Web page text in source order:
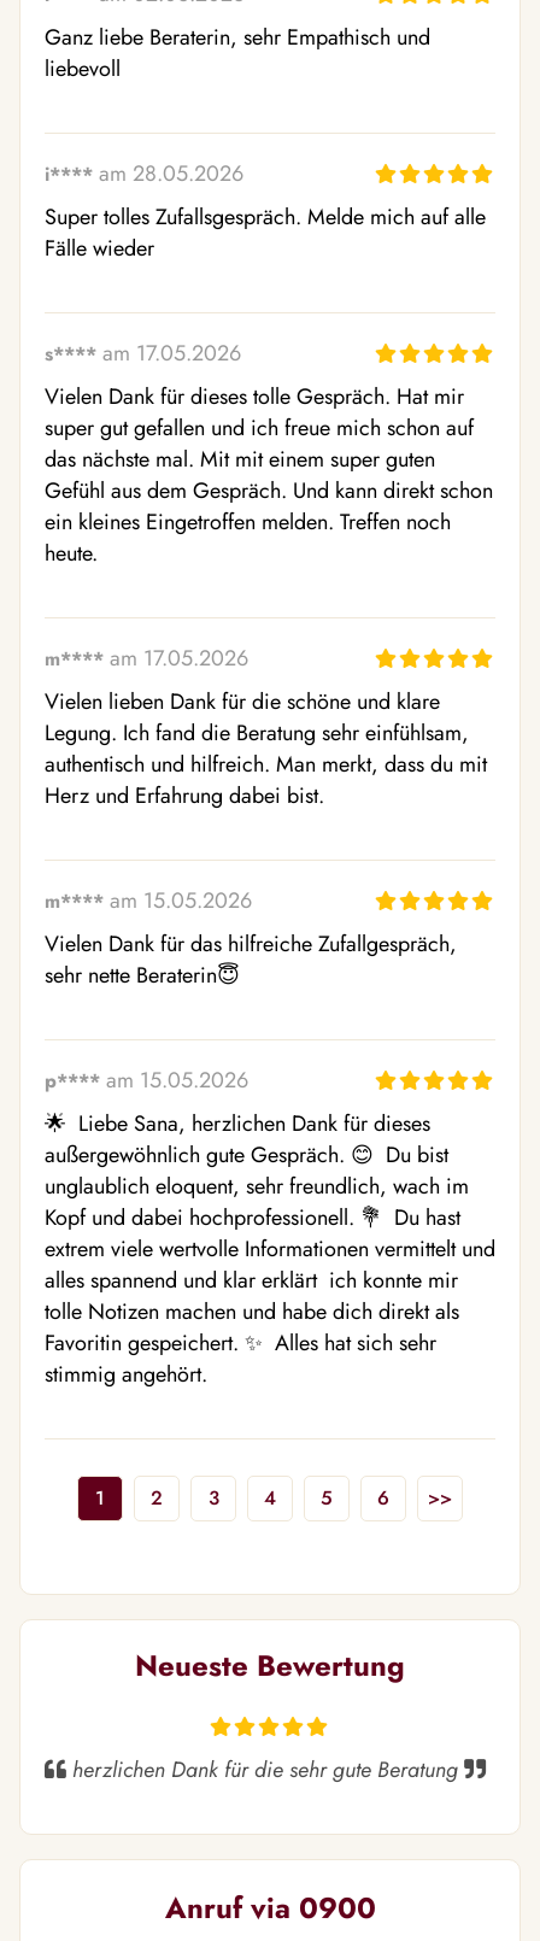
Ganz liebe Beraterin, sehr Empathisch und
liebevoll
i**** am 28.05.2026
Super tolles Zufallsgespräch. Melde mich auf alle
Fälle wieder
s**** am 17.05.2026
Vielen Dank für dieses tolle Gespräch. Hat mir
super gut gefallen und ich freue mich schon auf
das nächste mal. Mit mit einem super guten
Gefühl aus dem Gespräch. Und kann direkt schon
ein kleines Eingetroffen melden. Treffen noch
heute.
m**** am 17.05.2026
Vielen lieben Dank für die schöne und klare
Legung. Ich fand die Beratung sehr einfühlsam,
authentisch und hilfreich. Man merkt, dass du mit
Herz und Erfahrung dabei bist.
m**** am 15.05.2026
Vielen Dank für das hilfreiche Zufallgespräch,
sehr nette Beraterin😇
p**** am 15.05.2026
🌟  Liebe Sana, herzlichen Dank für dieses
außergewöhnlich gute Gespräch. 😊  Du bist
unglaublich eloquent, sehr freundlich, wach im
Kopf und dabei hochprofessionell. 💐  Du hast
extrem viele wertvolle Informationen vermittelt und
alles spannend und klar erklärt  ich konnte mir
tolle Notizen machen und habe dich direkt als
Favoritin gespeichert. ✨  Alles hat sich sehr
stimmig angehört.
1 2 3 4 5 6 >>
Neueste Bewertung
herzlichen Dank für die sehr gute Beratung
Anruf via 0900